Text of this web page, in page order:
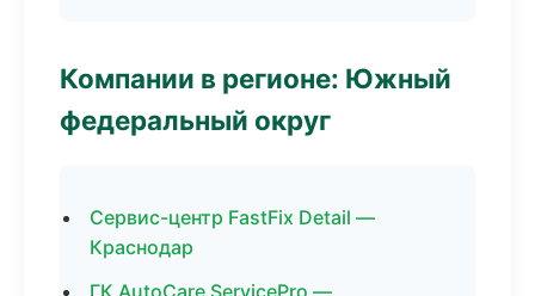
Компании в регионе: Южный
федеральный округ
Сервис-центр FastFix Detail —
Краснодар
ГК AutoCare ServicePro —